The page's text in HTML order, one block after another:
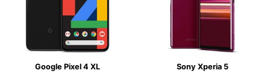
Google Pixel 4 XL
Sony Xperia 5